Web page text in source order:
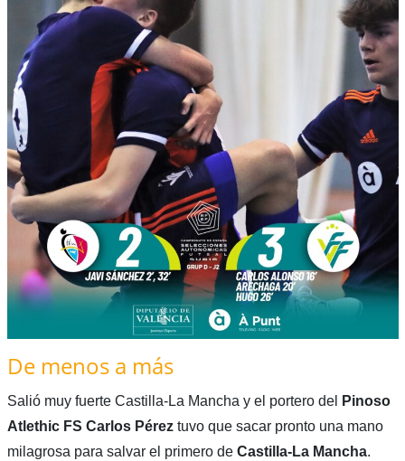
De menos a más
Salió muy fuerte Castilla-La Mancha y el portero del
Pinoso
Atlethic FS Carlos Péreztuvo que sacar pronto una mano
milagrosa para salvar el primero de Castilla-La Mancha.